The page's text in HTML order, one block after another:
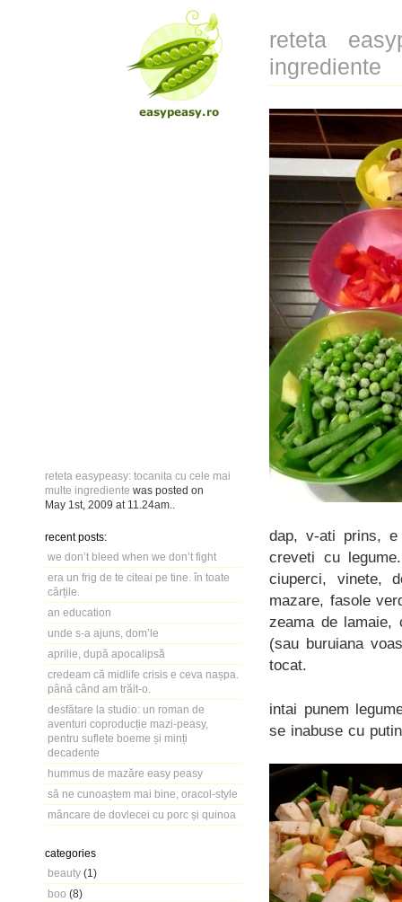
reteta easypeasy: tocanita cu cele mai
multe ingrediente was posted on
May 1st, 2009 at 11.24am
recent posts:
we don’t bleed when we don’t fight
era un frig de te citeai pe tine. în toate
cărțile.
an education
unde s-a ajuns, dom’le
aprilie, după apocalipsă
credeam că midlife crisis e ceva nașpa.
până când am trăit-o.
desfătare la studio: un roman de
aventuri coproducție mazi-peasy,
pentru suflete boeme și minți
decadente
hummus de mazăre easy peasy
să ne cunoaștem mai bine, oracol-style
mâncare de dovlecei cu porc și quinoa
categories
beauty (1)
boo (8)
reteta
ingrediente
dap, v-ati prins,
creveti cu
ciuperci, vinete,
mazare, fasole
zeama de lamaie,
(sau buruiana
tocat.
intai punem
se inabuse cu